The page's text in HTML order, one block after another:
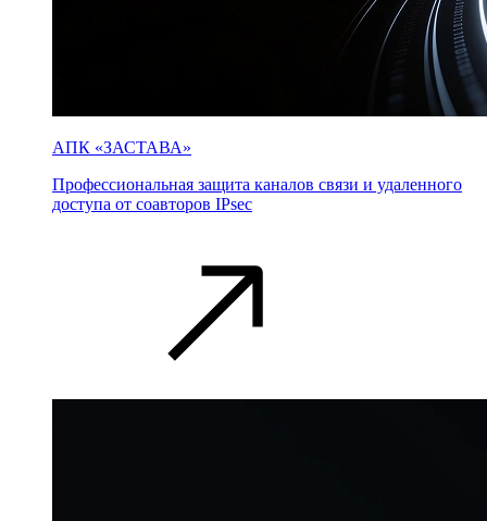
АПК «ЗАСТАВА»
Профессиональная защита каналов связи и удаленного
доступа от соавторов IPsec